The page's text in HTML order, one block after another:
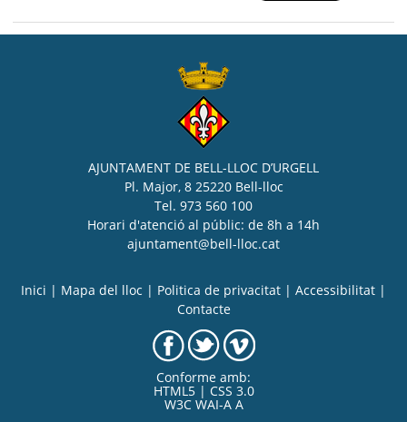
AJUNTAMENT DE BELL-LLOC D’URGELL
Pl. Major, 8 25220 Bell-lloc
Tel. 973 560 100
Horari d'atenció al públic: de 8h a 14h
ajuntament@bell-lloc.cat
Inici | Mapa del lloc | Politica de privacitat | Accessibilitat |
Contacte
Conforme amb:
HTML5 | CSS 3.0
W3C WAI-A A